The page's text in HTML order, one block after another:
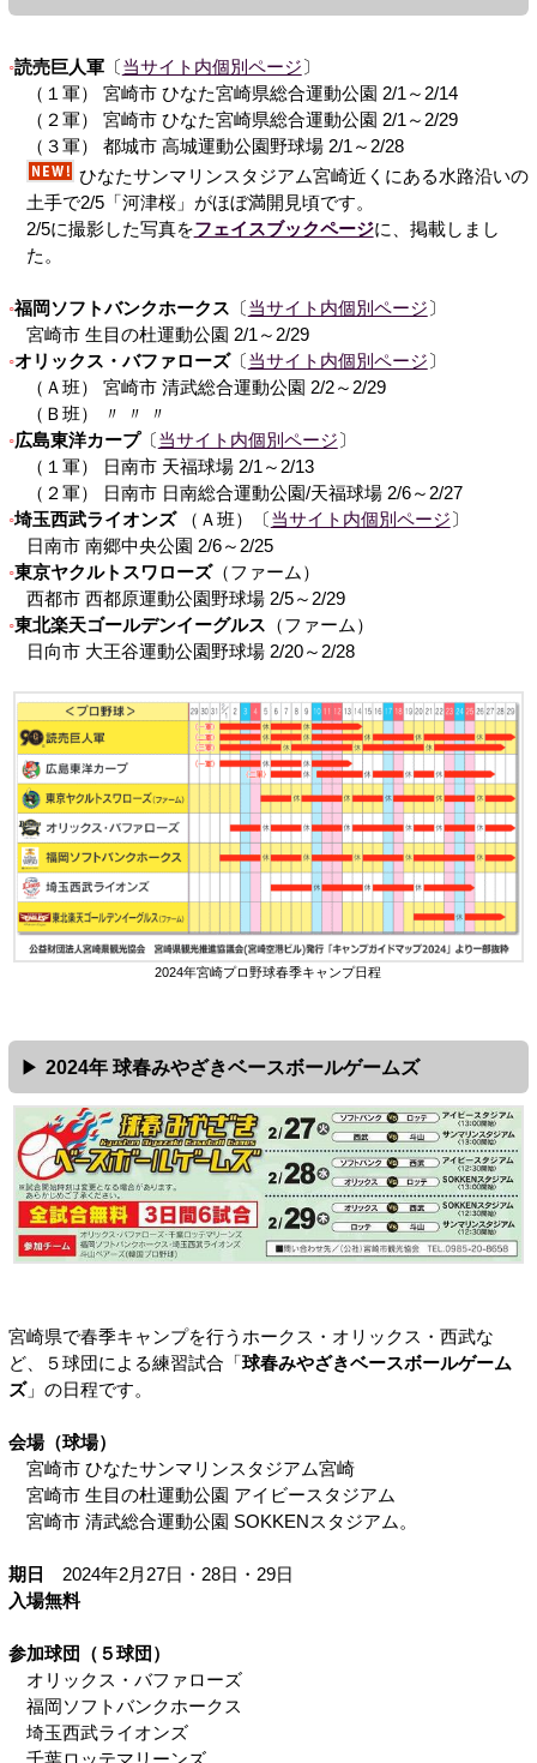
読売巨人軍〔 当サイト内個別ページ 〕
（１軍） 宮崎市 ひなた宮崎県総合運動公園 2/1～2/14
（２軍） 宮崎市 ひなた宮崎県総合運動公園 2/1～2/29
（３軍） 都城市 高城運動公園野球場 2/1～2/28
ひなたサンマリンスタジアム宮崎近くにある水路沿いの
土手で2/5「河津桜」がほぼ満開見頃です。
2/5に撮影した写真をフェイスブックページに、掲載しまし
た。
福岡ソフトバンクホークス 〔 当サイト内個別ページ 〕
宮崎市 生目の杜運動公園 2/1～2/29
オリックス・バファローズ〔 当サイト内個別ページ 〕
（Ａ班） 宮崎市 清武総合運動公園 2/2～2/29
（Ｂ班） 〃 〃 〃
広島東洋カープ〔 当サイト内個別ページ 〕
（１軍） 日南市 天福球場 2/1～2/13
（２軍） 日南市 日南総合運動公園/天福球場 2/6～2/27
埼玉西武ライオンズ（Ａ班）〔 当サイト内個別ページ 〕
日南市 南郷中央公園 2/6～2/25
東京ヤクルトスワローズ（ファーム）
西都市 西都原運動公園野球場 2/5～2/29
東北楽天ゴールデンイーグルス （ファーム）
日向市 大王谷運動公園野球場 2/20～2/28
2024年宮崎プロ野球春季キャンプ日程
2024年 球春みやざきベースボールゲームズ
宮崎県で春季キャンプを行うホークス・オリックス・西武な
ど、５球団による練習試合「球春みやざきベースボールゲーム
ズ」の日程です。
会場（球場）
宮崎市 ひなたサンマリンスタジアム宮崎
宮崎市 生目の杜運動公園 アイビースタジアム
宮崎市 清武総合運動公園 SOKKENスタジアム。
期日
2024年2月27日・28日・29日
入場無料
参加球団（５球団）
オリックス・バファローズ
福岡ソフトバンクホークス
埼玉西武ライオンズ
千葉ロッテマリーンズ